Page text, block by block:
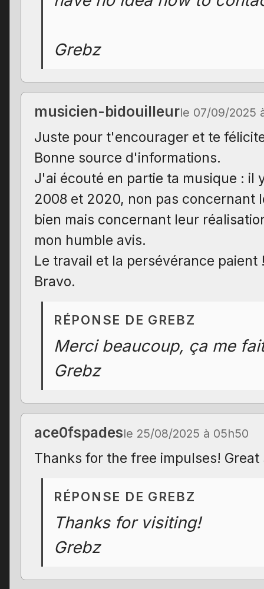
Grebz
musicien-bidouilleurle 07/09/2025
Juste pour t'encourager et te
Bonne source d'informations.
J'ai écouté en partie ta musique : il
2008 et 2020, non pas concernant
bien mais concernant leur
mon humble avis.
Le travail et la persévérance paient
Bravo.
RÉPONSE DE GREBZ
Merci beaucoup, ça me
Grebz
ace0fspadesle 25/08/2025 à 05h50
Thanks for the free impulses!
RÉPONSE DE GREBZ
Thanks for visiting!
Grebz